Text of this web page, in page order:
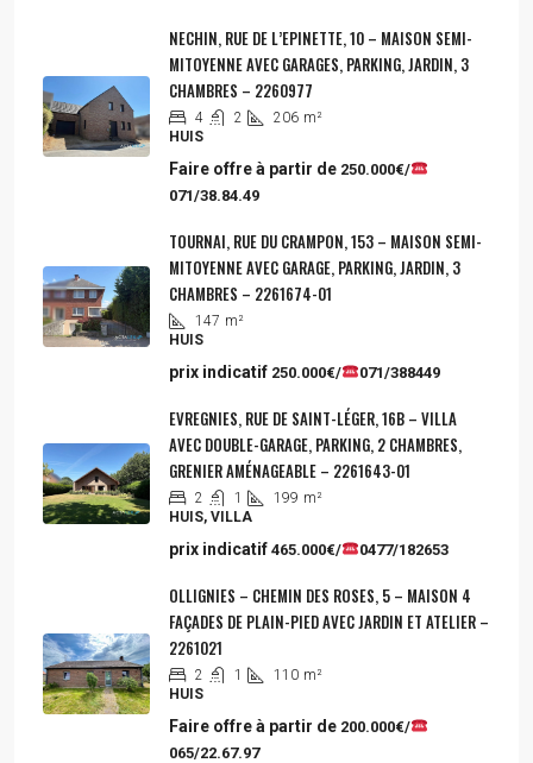
NECHIN, RUE DE L’EPINETTE, 10 – MAISON SEMI-
MITOYENNE AVEC GARAGES, PARKING, JARDIN, 3
CHAMBRES – 2260977
4 2 206 m²
HUIS
Faire offre à partir de 250.000€/
071/38.84.49
TOURNAI, RUE DU CRAMPON, 153 – MAISON SEMI-
MITOYENNE AVEC GARAGE, PARKING, JARDIN, 3
CHAMBRES – 2261674-01
147 m²
HUIS
prix indicatif 250.000€/ 071/388449
EVREGNIES, RUE DE SAINT-LÉGER, 16B – VILLA
AVEC DOUBLE-GARAGE, PARKING, 2 CHAMBRES,
GRENIER AMÉNAGEABLE – 2261643-01
2 1 199 m²
HUIS, VILLA
prix indicatif 465.000€/ 0477/182653
OLLIGNIES – CHEMIN DES ROSES, 5 – MAISON 4
FAÇADES DE PLAIN-PIED AVEC JARDIN ET ATELIER –
2261021
2 1 110 m²
HUIS
Faire offre à partir de 200.000€/
065/22.67.97